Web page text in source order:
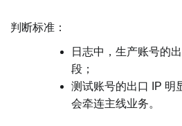
判断标准：
日志中，生产账号的
段；
测试账号的出口 IP 明
会牵连主线业务。